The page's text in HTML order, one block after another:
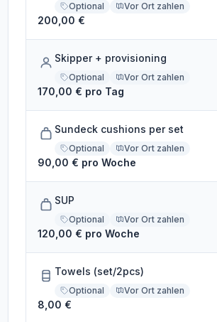
Optional Vor Ort zahlen
200,00 €
Skipper + provisioning
Optional Vor Ort zahlen
170,00 € pro Tag
Sundeck cushions per set
Optional Vor Ort zahlen
90,00 € pro Woche
SUP
Optional Vor Ort zahlen
120,00 € pro Woche
Towels (set/2pcs)
Optional Vor Ort zahlen
8,00 €